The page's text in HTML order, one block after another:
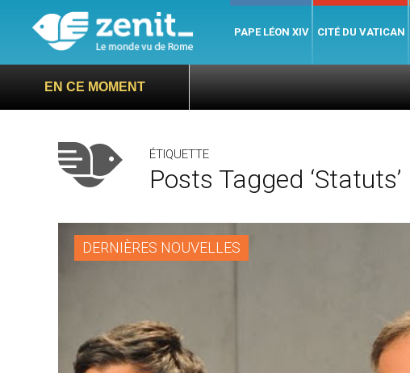
PAPE LÉON XIV CITÉ DU VATICAN
EN CE MOMENT
ÉTIQUETTE
Posts Tagged ‘statuts’
DERNIÈRES NOUVELLES